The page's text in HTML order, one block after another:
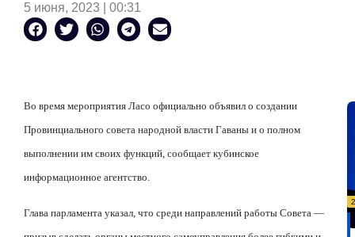
5 июня, 2023 | 00:31
Во время мероприятия Ласо официально объявил о создании
Провинциального совета народной власти Гаваны и о полном
выполнении им своих функций, сообщает кубинское
информационное агентство.
Глава парламента указал, что среди направлений работы Совета —